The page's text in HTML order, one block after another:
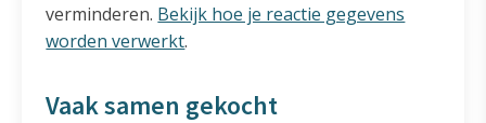
verminderen. Bekijk hoe je reactie gegevens
worden verwerkt.
Vaak samen gekocht